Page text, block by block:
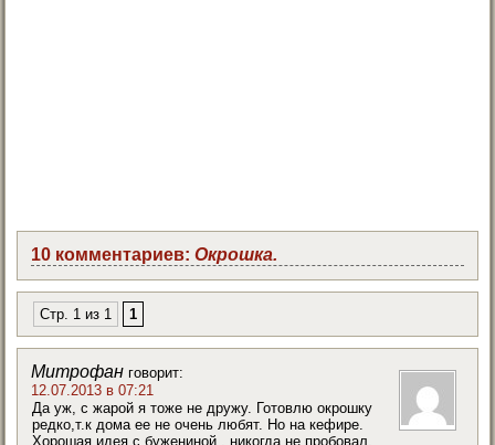
10 комментариев:Окрошка.
Стр. 1 из 1 1
Митрофан говорит:
12.07.2013 в 07:21
Да уж, с жарой я тоже не дружу. Готовлю окрошку
редко,т.к дома ее не очень любят. Но на кефире.
Хорошая идея с бужениной , никогда не пробовал.